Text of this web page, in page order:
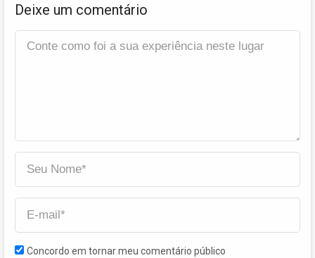
Deixe um comentário
Concordo em tornar meu comentário público